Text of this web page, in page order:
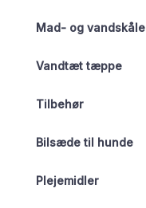
Mad- og vandskåle
Vandtæt tæppe
Tilbehør
Bilsæde til hunde
Plejemidler